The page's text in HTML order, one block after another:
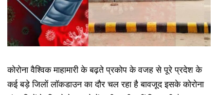
कोरोना वैश्विक माहामारी के बढ़ते प्रकोप के वजह से पूरे प्रदेश के
कई बड़े जिलों लॉकडाउन का दौर चल रहा है बावजूद इसके कोरोना